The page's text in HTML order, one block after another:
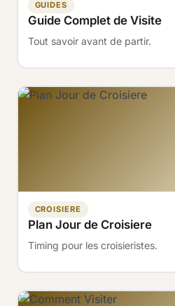
GUIDES
Guide Complet de Visite
Tout savoir avant de partir.
CROISIERE
Plan Jour de Croisiere
Timing pour les croisieristes.